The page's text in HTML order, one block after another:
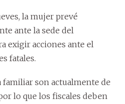
la mujer prevé
ante la sede del
exigir acciones ante el
fatales.
familiar son actualmente de
lo que los fiscales deben